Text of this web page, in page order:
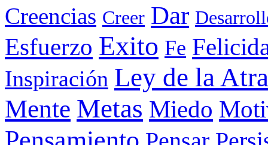
Creencias Creer Dar
Esfuerzo Exito Fe
Inspiración Ley de la
Mente Metas Miedo